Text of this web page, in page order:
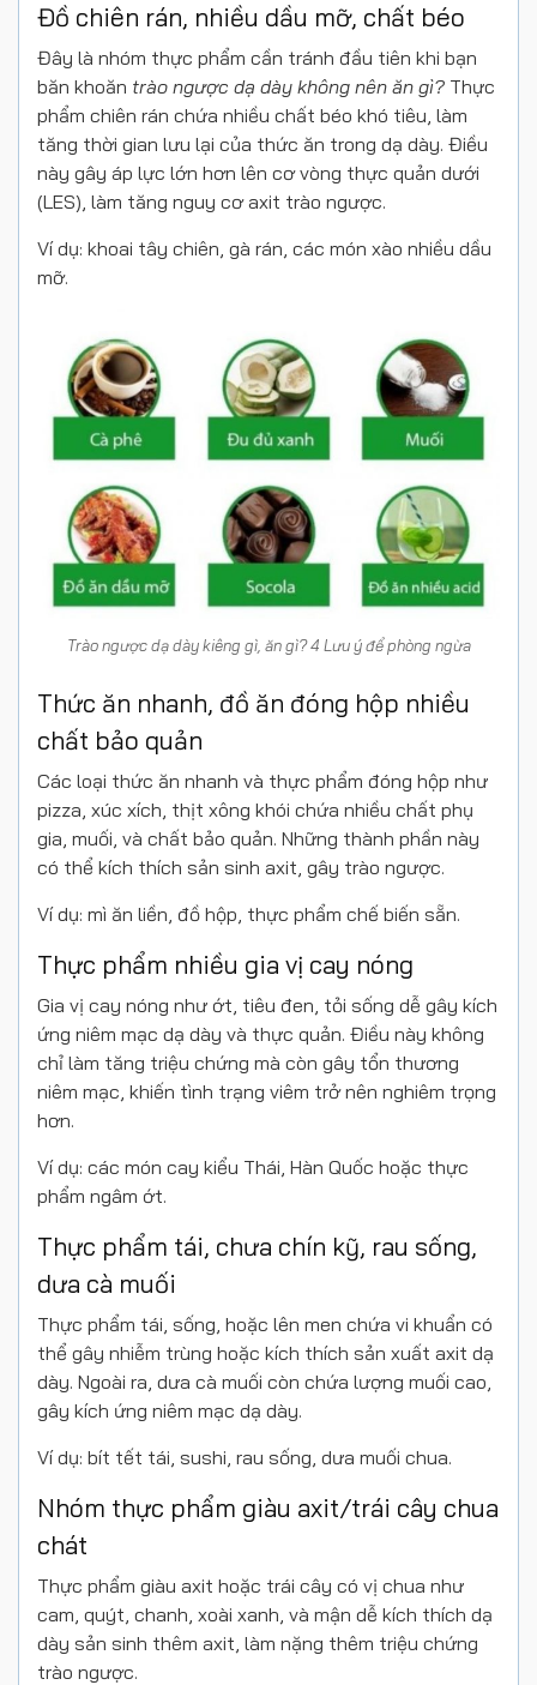
Đồ chiên rán, nhiều dầu mỡ, chất béo
Đây là nhóm thực phẩm cần tránh đầu tiên khi bạn
băn khoăn trào ngược dạ dày không nên ăn gì? Thực
phẩm chiên rán chứa nhiều chất béo khó tiêu, làm
tăng thời gian lưu lại của thức ăn trong dạ dày. Điều
này gây áp lực lớn hơn lên cơ vòng thực quản dưới
(LES), làm tăng nguy cơ axit trào ngược.
Ví dụ: khoai tây chiên, gà rán, các món xào nhiều dầu
mỡ.
Trào ngược dạ dày kiêng gì, ăn gì? 4 Lưu ý để phòng ngừa
Thức ăn nhanh, đồ ăn đóng hộp nhiều
chất bảo quản
Các loại thức ăn nhanh và thực phẩm đóng hộp như
pizza, xúc xích, thịt xông khói chứa nhiều chất phụ
gia, muối, và chất bảo quản. Những thành phần này
có thể kích thích sản sinh axit, gây trào ngược.
Ví dụ: mì ăn liền, đồ hộp, thực phẩm chế biến sẵn.
Thực phẩm nhiều gia vị cay nóng
Gia vị cay nóng như ớt, tiêu đen, tỏi sống dễ gây kích
ứng niêm mạc dạ dày và thực quản. Điều này không
chỉ làm tăng triệu chứng mà còn gây tổn thương
niêm mạc, khiến tình trạng viêm trở nên nghiêm trọng
hơn.
Ví dụ: các món cay kiểu Thái, Hàn Quốc hoặc thực
phẩm ngâm ớt.
Thực phẩm tái, chưa chín kỹ, rau sống,
dưa cà muối
Thực phẩm tái, sống, hoặc lên men chứa vi khuẩn có
thể gây nhiễm trùng hoặc kích thích sản xuất axit dạ
dày. Ngoài ra, dưa cà muối còn chứa lượng muối cao,
gây kích ứng niêm mạc dạ dày.
Ví dụ: bít tết tái, sushi, rau sống, dưa muối chua.
Nhóm thực phẩm giàu axit/trái cây chua
chát
Thực phẩm giàu axit hoặc trái cây có vị chua như
cam, quýt, chanh, xoài xanh, và mận dễ kích thích dạ
dày sản sinh thêm axit, làm nặng thêm triệu chứng
trào ngược.